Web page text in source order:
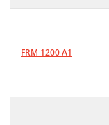
FRM 1200 A1